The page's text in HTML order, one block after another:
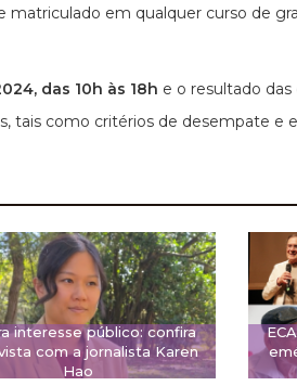
em qualquer curso de
das 10h às 18h e o resultado
tais como critérios de desempate e
interesse público: confira
com a jornalista Karen
Hao